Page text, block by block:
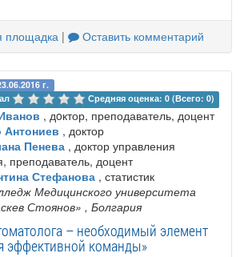
площадка | Оставить комментарий
г.
Средняя оценка: 0 (Всего: 0)
, дoктор, преподаватель, доцент
Антониев , доктор
Пенева , доктор управления
преподаватель, доцент
Стефанова , статистик
Медицинского университета
Стоянов» , Болгария
– необходимый элемент
эффективной команды»